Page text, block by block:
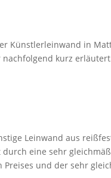
Künstlerleinwand in
kurz
Leinwand aus
eine sehr
und der sehr